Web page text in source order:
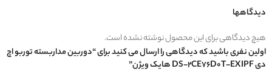
دیدگاهها
هیچ دیدگاهی برای این محصول نوشته نشده است.
اولین نفری باشید که دیدگاهی را ارسال می کنید برای “دوربین مداربسته توربو اچ
دی DS-2CE76D0T-EXIPF هایک ویژن”